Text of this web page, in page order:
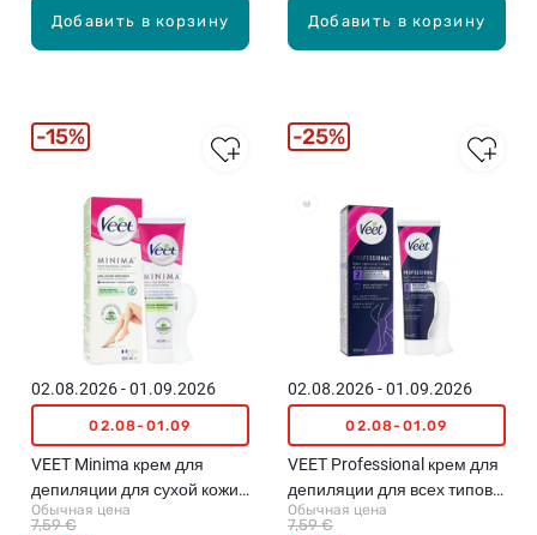
Добавить в корзину Добавить в корзину
02.08.2026 - 01.09.2026
02.08-01.09
VEET Minima крем для
депиляции для сухой кожи,
100мл
Обычная цена
7,59 €
15%
02.08.2026 - 01.09.2026
02.08-01.09
VEET Professional крем для
депиляции для всех типов
кожи, 100мл
Обычная цена
7,59 €
25%